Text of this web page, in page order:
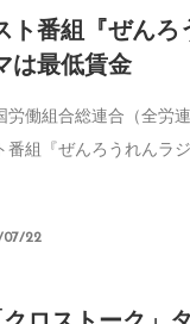
ト番組『ぜんろ
は最低賃金
働組合総連合（全労
組『ぜんろうれんラ
07/22